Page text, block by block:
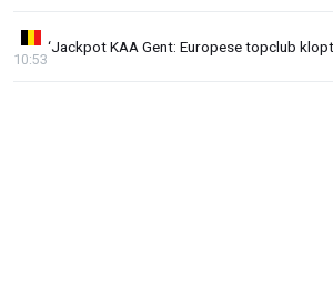
‘Jackpot KAA Gent: Europese topclub klopt
10:53